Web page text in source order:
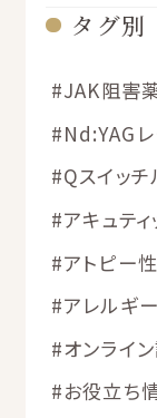
タグ別
#JAK阻害薬
#Nd:YAGレ
#Qスイッチ
#アキュティ
#アトピー
#アレルギー
#オンライン
#お役立ち